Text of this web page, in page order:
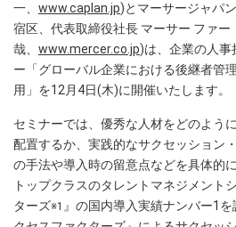
一、 www.caplan.jp)とマーサージャパ
宿区、代表取締役社長 マーサー ファ
哉、 www.mercer.co.jp)は、企業の人事
ー「グローバル企業における後継者管
用」を12月4日(木)に開催いたします。
セミナーでは、優秀な人材をどのよう
配置するか、実践的なサクセッション
の手法や導入時の留意点などを具体的
トップクラスのタレントマネジメント
ターズ※1 』の国内導入実績ナンバー1